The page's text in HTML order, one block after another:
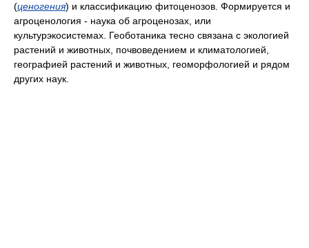
(ценогения) и классификацию фитоценозов. Формируется и
агроценология - наука об агроценозах, или
культурэкосистемах. Геоботаника тесно связана с экологией
растений и животных, почвоведением и климатологией,
географией растений и животных, геоморфологией и рядом
других наук.